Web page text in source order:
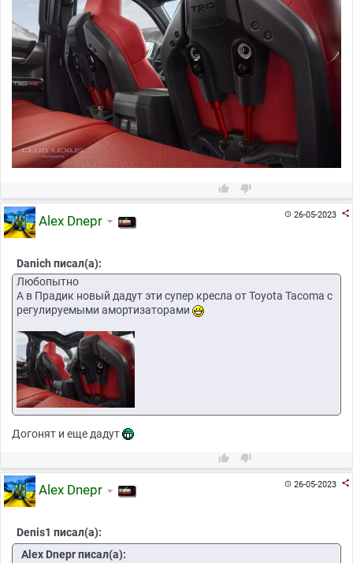
 
26-05-2023 
Alex Dnepr
Danich писал(а):
Любопытно
А в Прадик новый дадут эти супер кресла от Toyota Tacoma с
регулируемыми амортизаторами
Догонят и еще дадут
 
26-05-2023 
Alex Dnepr
Denis1 писал(а):
Alex Dnepr писал(а):